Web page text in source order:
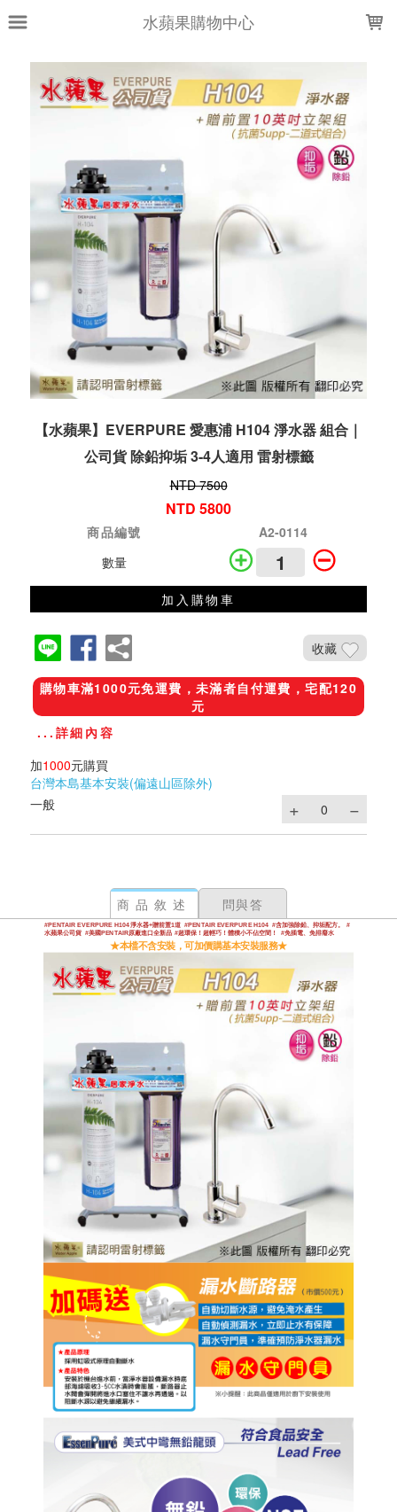
水蘋果購物中心
【水蘋果】EVERPURE 愛惠浦 H104 淨水器 組合｜
公司貨 除鉛抑垢 3-4人適用 雷射標籤
NTD 7500
NTD 5800
商品編號
A2-0114
數量
加入購物車
收藏
購物車滿1000元免運費，未滿者自付運費，宅配120
元
...詳細內容
加1000元購買
台灣本島基本安裝(偏遠山區除外)
一般
商品敘述 問與答